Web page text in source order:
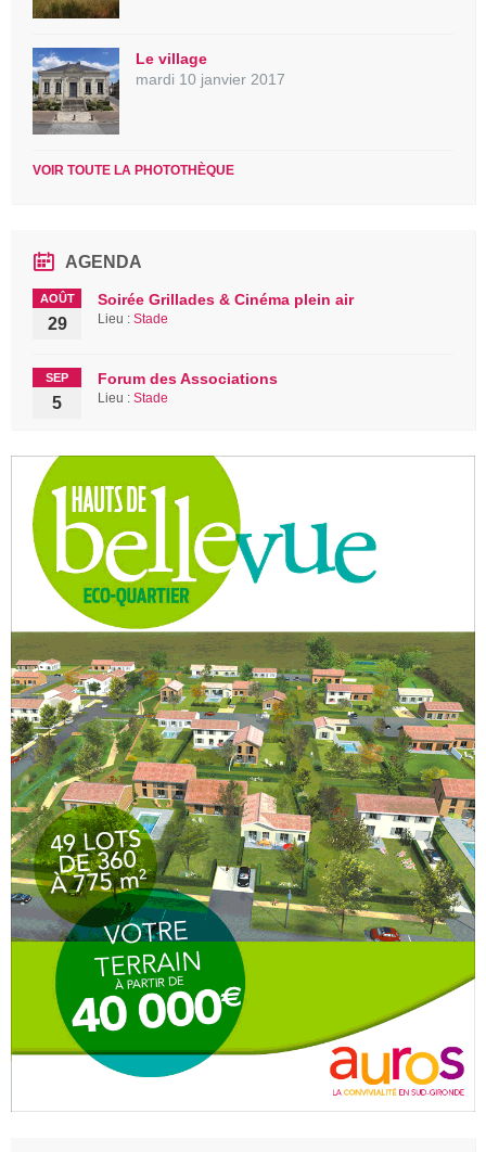
Le village
mardi 10 janvier 2017
VOIR TOUTE LA PHOTOTHÈQUE
AGENDA
AOÛT
29
Soirée Grillades & Cinéma plein air
Lieu : Stade
SEP
5
Forum des Associations
Lieu : Stade